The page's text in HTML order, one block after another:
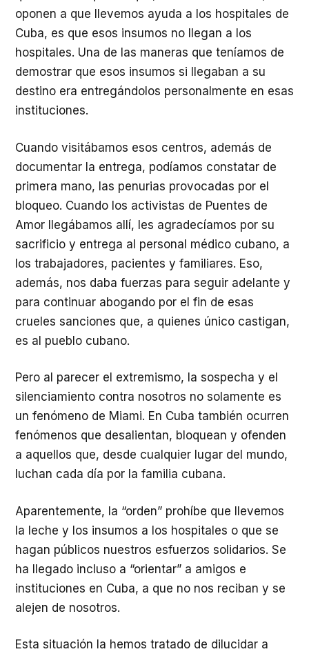
oponen a que llevemos ayuda a los hospitales de
Cuba, es que esos insumos no llegan a los
hospitales. Una de las maneras que teníamos de
demostrar que esos insumos si llegaban a su
destino era entregándolos personalmente en esas
instituciones.
Cuando visitábamos esos centros, además de
documentar la entrega, podíamos constatar de
primera mano, las penurias provocadas por el
bloqueo. Cuando los activistas de Puentes de
Amor llegábamos allí, les agradecíamos por su
sacrificio y entrega al personal médico cubano, a
los trabajadores, pacientes y familiares. Eso,
además, nos daba fuerzas para seguir adelante y
para continuar abogando por el fin de esas
crueles sanciones que, a quienes único castigan,
es al pueblo cubano.
Pero al parecer el extremismo, la sospecha y el
silenciamiento contra nosotros no solamente es
un fenómeno de Miami. En Cuba también ocurren
fenómenos que desalientan, bloquean y ofenden
a aquellos que, desde cualquier lugar del mundo,
luchan cada día por la familia cubana.
Aparentemente, la “orden” prohíbe que llevemos
la leche y los insumos a los hospitales o que se
hagan públicos nuestros esfuerzos solidarios. Se
ha llegado incluso a “orientar” a amigos e
instituciones en Cuba, a que no nos reciban y se
alejen de nosotros.
Esta situación la hemos tratado de dilucidar a